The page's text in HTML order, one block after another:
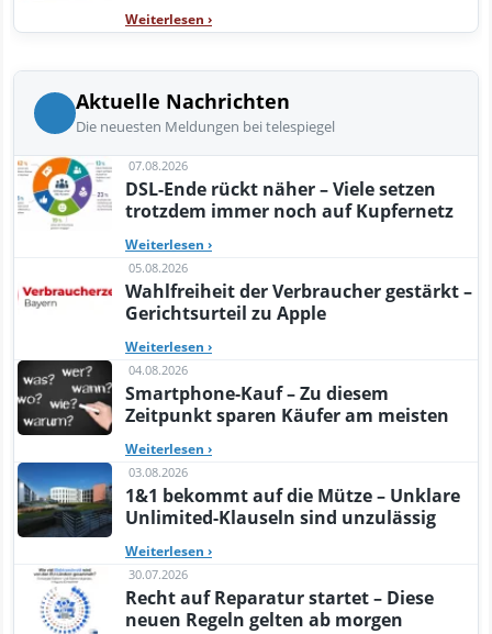
Weiterlesen ›
Aktuelle Nachrichten
Die neuesten Meldungen bei telespiegel
07.08.2026
DSL-Ende rückt näher – Viele setzen
trotzdem immer noch auf Kupfernetz
Weiterlesen ›
05.08.2026
Wahlfreiheit der Verbraucher gestärkt –
Gerichtsurteil zu Apple
Weiterlesen ›
04.08.2026
Smartphone-Kauf – Zu diesem
Zeitpunkt sparen Käufer am meisten
Weiterlesen ›
03.08.2026
1&1 bekommt auf die Mütze – Unklare
Unlimited-Klauseln sind unzulässig
Weiterlesen ›
30.07.2026
Recht auf Reparatur startet – Diese
neuen Regeln gelten ab morgen